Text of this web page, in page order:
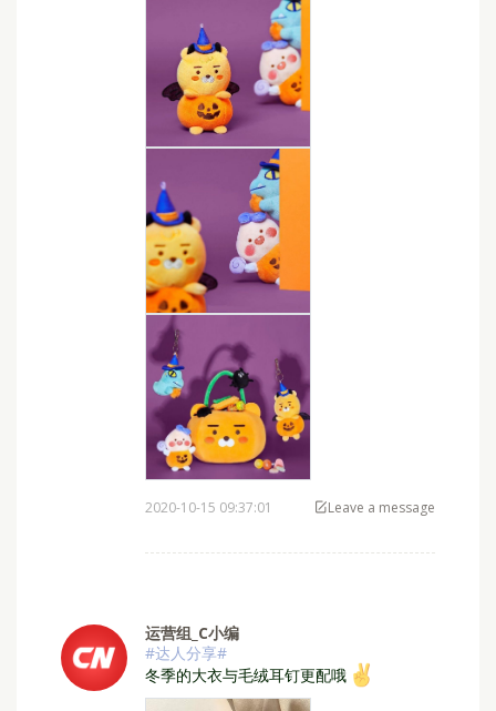
2020-10-15 09:37:01 Leave a message
运营组_C小编
#达人分享#
冬季的大衣与⁣⁣毛绒耳钉更配哦